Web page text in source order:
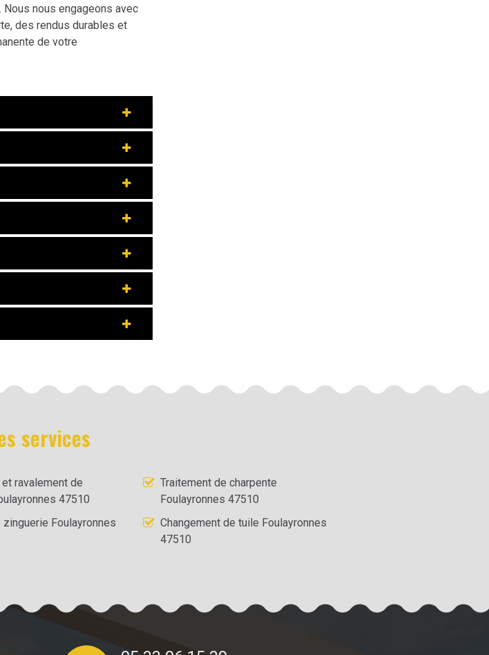
nous engageons avec
des rendus durables et
de votre
services
ravalement de
47510
zinguerie Foulayronnes
Traitement de charpente
Foulayronnes 47510
Changement de tuile Foulayronnes
47510